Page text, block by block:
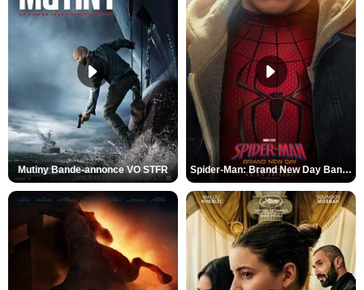
Mutiny Bande-annonce VO STFR Spider-Man: Brand New Day Bande-annonce VO STFR